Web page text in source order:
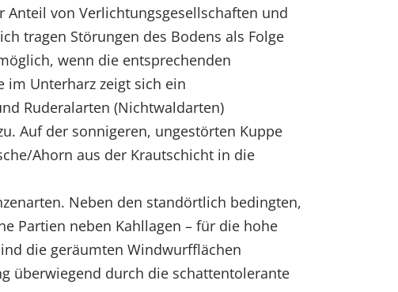
von Verlichtungsgesellschaften und
tragen Störungen des Bodens als Folge
wenn die entsprechenden
im Unterharz zeigt sich ein
Ruderalarten (Nichtwaldarten)
Auf der sonnigeren, ungestörten Kuppe
Ahorn aus der Krautschicht in die
Neben den standörtlich bedingten,
Partien neben Kahllagen – für die hohe
die geräumten Windwurfflächen
überwiegend durch die schattentolerante